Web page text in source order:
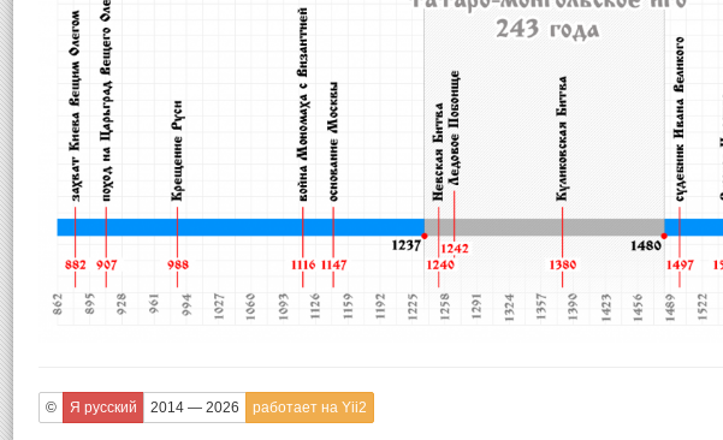
© Я русский 2014 — 2026 работает на Yii2